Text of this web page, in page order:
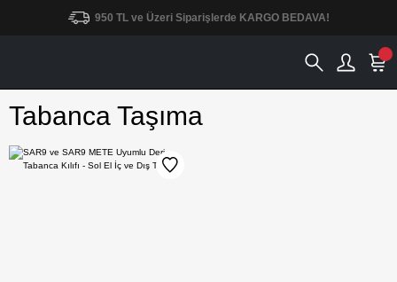
950 TL ve Üzeri Siparişlerde KARGO BEDAVA!
Tabanca Taşıma